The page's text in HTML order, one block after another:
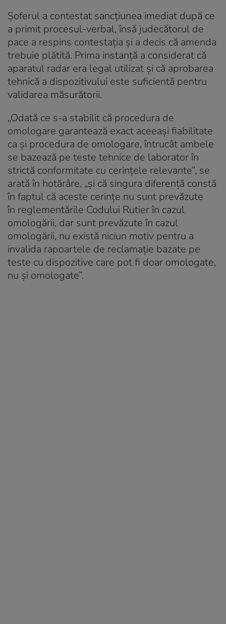
Șoferul a contestat sancțiunea imediat după ce
a primit procesul-verbal, însă judecătorul de
pace a respins contestația și a decis că amenda
trebuie plătită. Prima instanță a considerat că
aparatul radar era legal utilizat și că aprobarea
tehnică a dispozitivului este suficientă pentru
validarea măsurătorii.
„Odată ce s-a stabilit că procedura de
omologare garantează exact aceeași fiabilitate
ca și procedura de omologare, întrucât ambele
se bazează pe teste tehnice de laborator în
strictă conformitate cu cerințele relevante”, se
arată în hotărâre, „și că singura diferență constă
în faptul că aceste cerințe nu sunt prevăzute
în reglementările Codului Rutier în cazul
omologării, dar sunt prevăzute în cazul
omologării, nu există niciun motiv pentru a
invalida rapoartele de reclamație bazate pe
teste cu dispozitive care pot fi doar omologate,
nu și omologate”.